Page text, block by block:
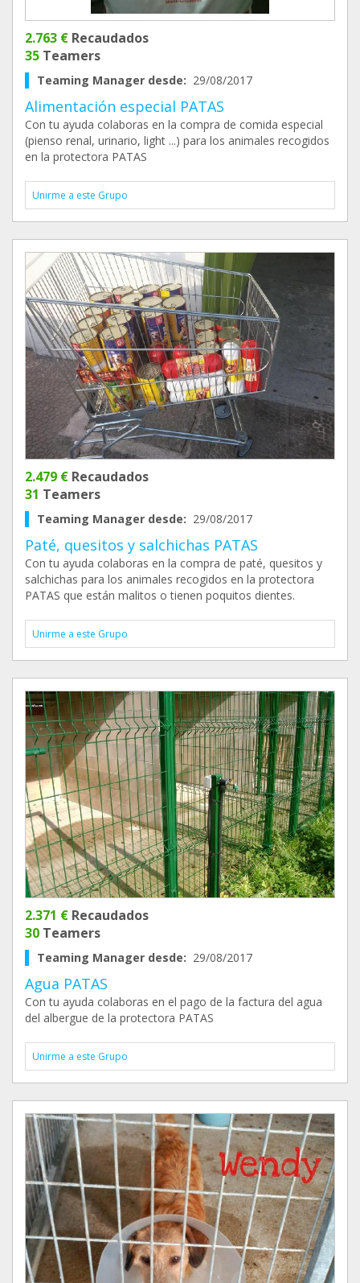
2.763 € Recaudados
35 Teamers
Teaming Manager desde: 29/08/2017
Alimentación especial PATAS
Con tu ayuda colaboras en la compra de comida especial
(pienso renal, urinario, light ...) para los animales recogidos
en la protectora PATAS
Unirme a este Grupo
2.479 € Recaudados
31 Teamers
Teaming Manager desde: 29/08/2017
Paté, quesitos y salchichas PATAS
Con tu ayuda colaboras en la compra de paté, quesitos y
salchichas para los animales recogidos en la protectora
PATAS que están malitos o tienen poquitos dientes.
Unirme a este Grupo
2.371 € Recaudados
30 Teamers
Teaming Manager desde: 29/08/2017
Agua PATAS
Con tu ayuda colaboras en el pago de la factura del agua
del albergue de la protectora PATAS
Unirme a este Grupo